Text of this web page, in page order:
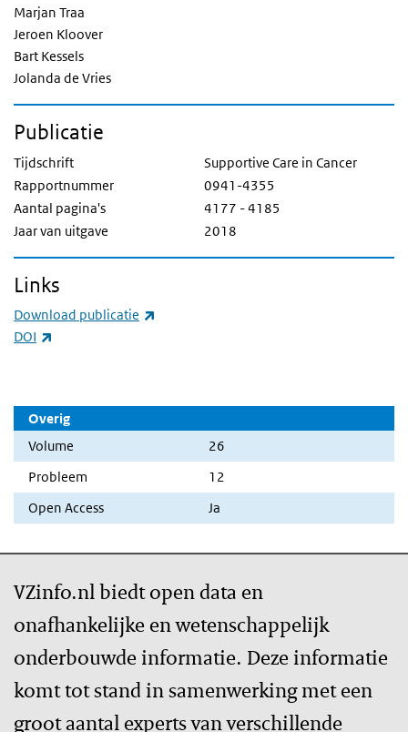
Overig
Volume
26
Probleem
12
Open Access
Ja
Marjan Traa
Jeroen Kloover
Bart Kessels
Jolanda de Vries
Publicatie
Tijdschrift
Supportive Care in Cancer
Rapportnummer
0941-4355
Aantal pagina's
4177 - 4185
Jaar van uitgave
2018
Links
Download publicatie
DOI
VZinfo.nl biedt open data en
onafhankelijke en wetenschappelijk
onderbouwde informatie. Deze informatie
komt tot stand in samenwerking met een
groot aantal experts van verschillende